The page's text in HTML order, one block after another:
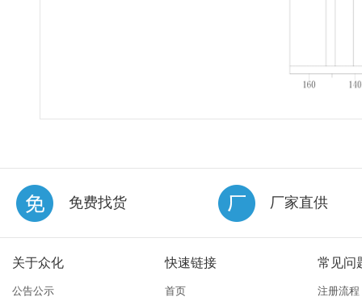
免费找货 厂家直供
关于众化
公告公示
快速链接
首页
常见问
注册流程